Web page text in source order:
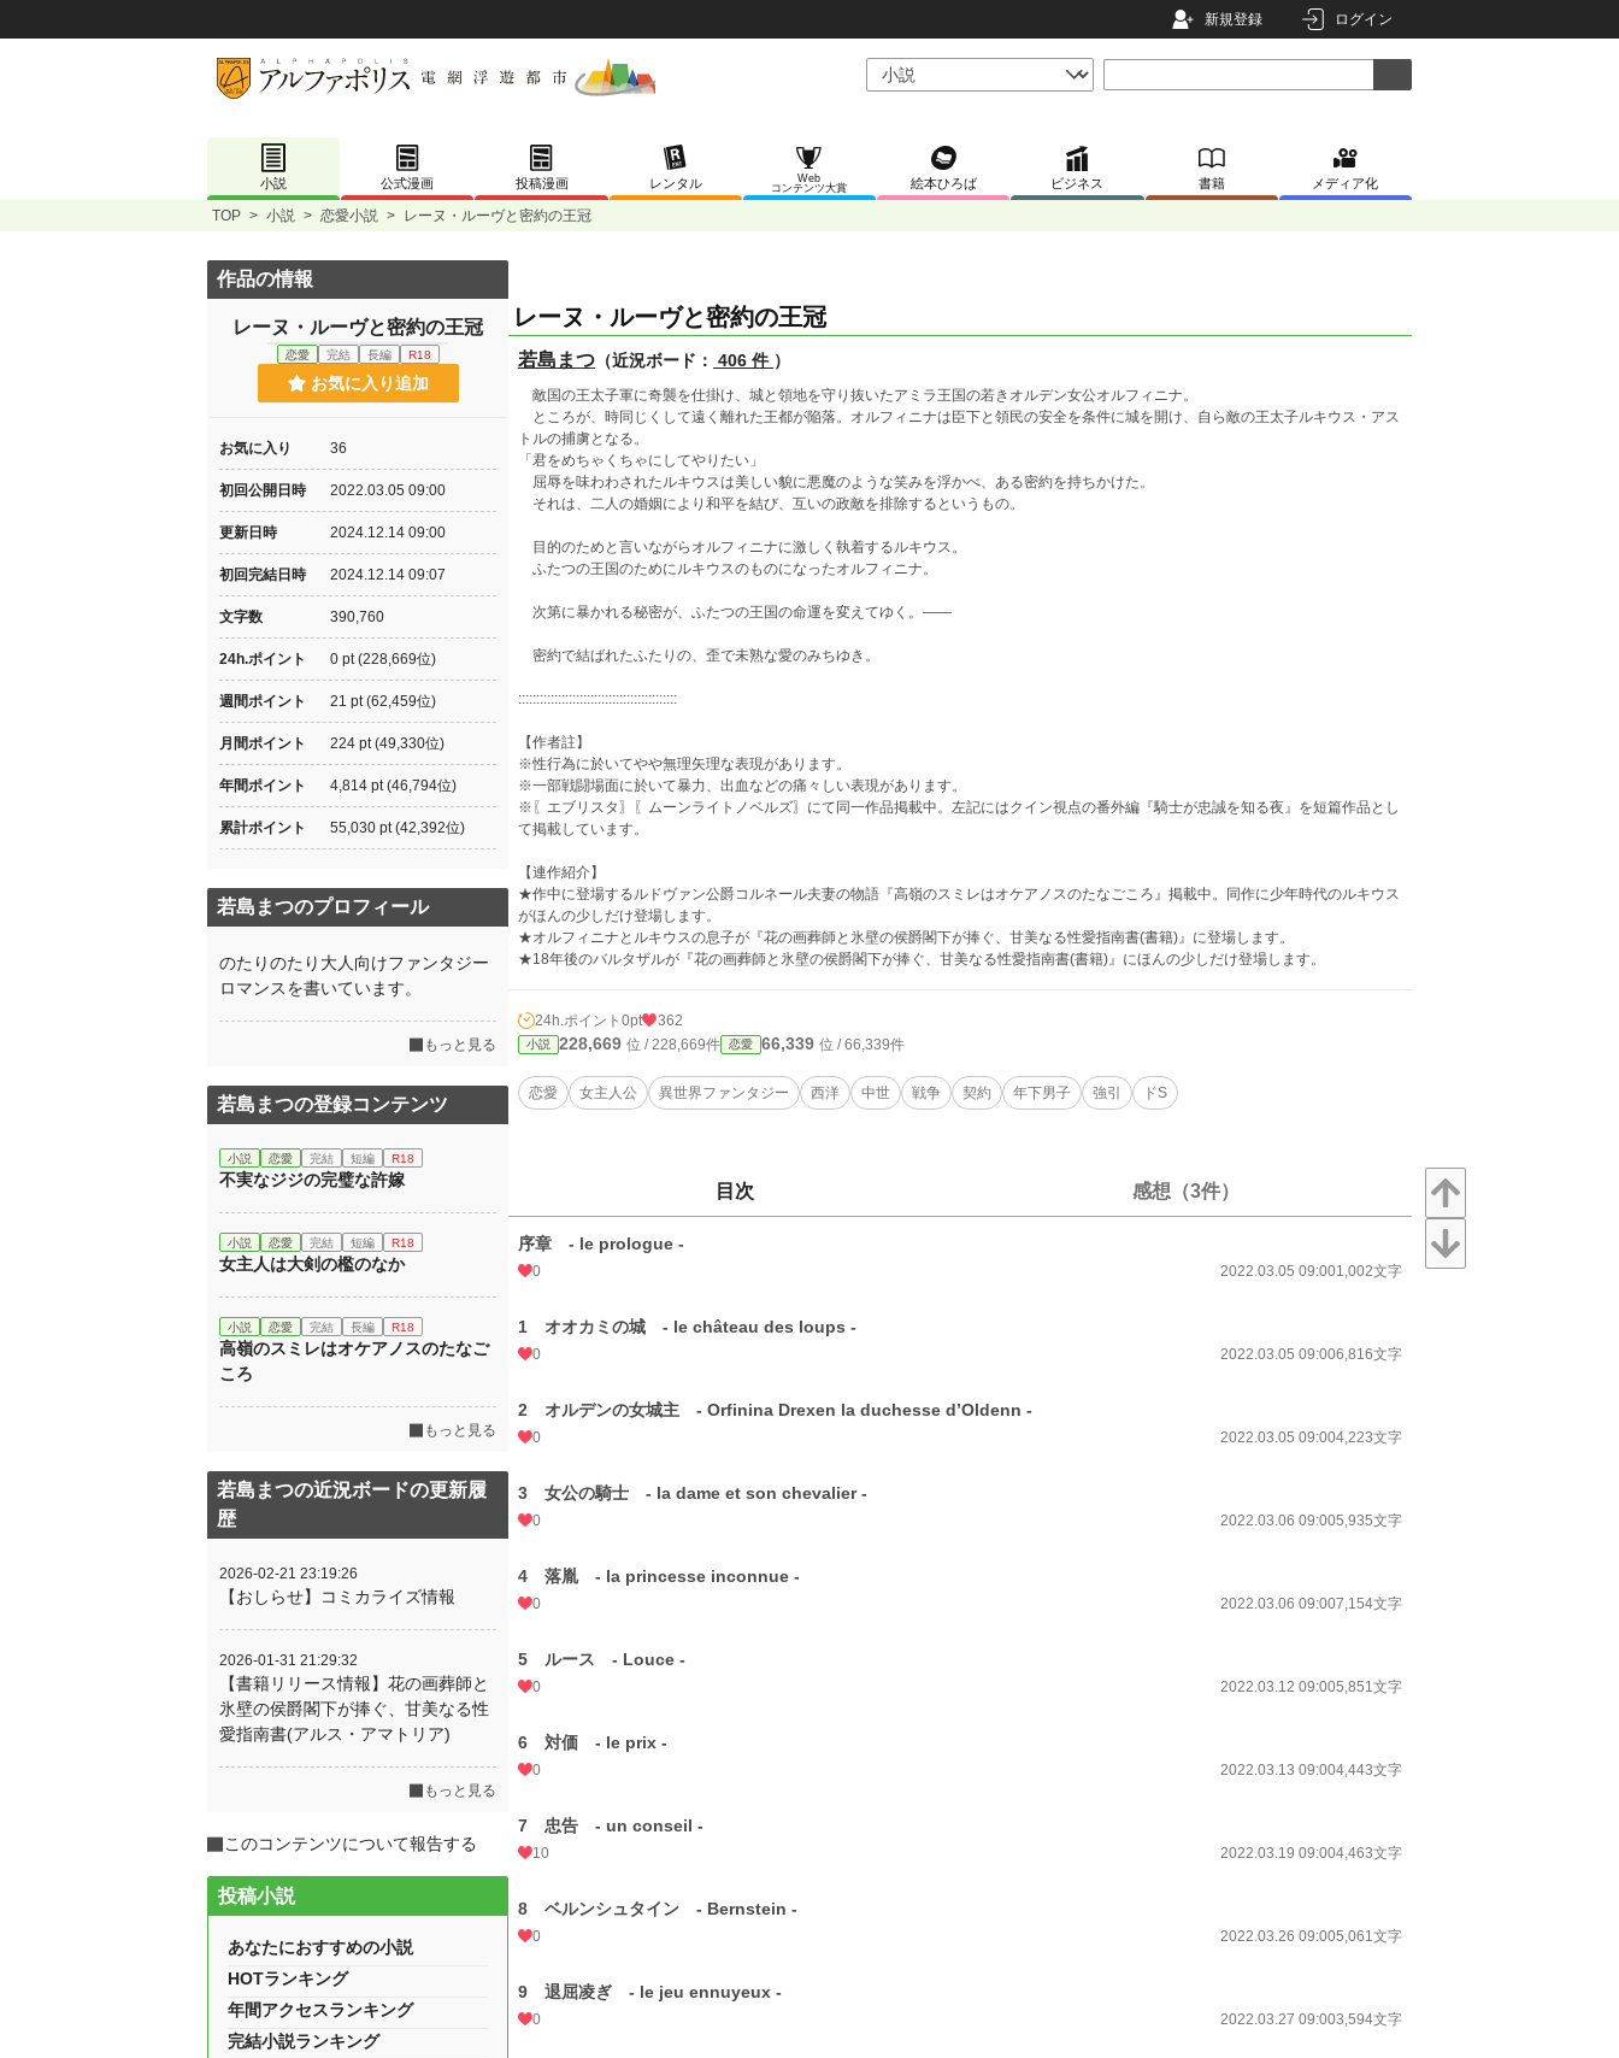
新規登録 ログイン
小説 公式漫画 投稿漫画 レンタル
Web
コンテンツ大賞
絵本ひろば ビジネス 書籍 メディア化
TOP > 小説 > 恋愛小説 > レーヌ・ルーヴと密約の王冠
レーヌ・ルーヴと密約の王冠
若島まつ （近況ボード： 406 件 ）
敵国の王太子軍に奇襲を仕掛け、城と領地を守り抜いたアミラ王国の若きオルデン女公オルフィニナ。
ところが、時同じくして遠く離れた王都が陥落。オルフィニナは臣下と領民の安全を条件に城を開け、自ら敵の王太子ルキウス・アス
トルの捕虜となる。
「君をめちゃくちゃにしてやりたい」
屈辱を味わわされたルキウスは美しい貌に悪魔のような笑みを浮かべ、ある密約を持ちかけた。
それは、二人の婚姻により和平を結び、互いの政敵を排除するというもの。
目的のためと言いながらオルフィニナに激しく執着するルキウス。
ふたつの王国のためにルキウスのものになったオルフィニナ。
次第に暴かれる秘密が、ふたつの王国の命運を変えてゆく。――
密約で結ばれたふたりの、歪で未熟な愛のみちゆき。
::::::::::::::::::::::::::::::::::::::::::::
【作者註】
※性行為に於いてやや無理矢理な表現があります。
※一部戦闘場面に於いて暴力、出血などの痛々しい表現があります。
※〖エブリスタ〗〖ムーンライトノベルズ〗にて同一作品掲載中。左記にはクイン視点の番外編『騎士が忠誠を知る夜』を短篇作品とし
て掲載しています。
【連作紹介】
★作中に登場するルドヴァン公爵コルネール夫妻の物語『高嶺のスミレはオケアノスのたなごころ』掲載中。同作に少年時代のルキウス
がほんの少しだけ登場します。
★オルフィニナとルキウスの息子が『花の画葬師と氷壁の侯爵閣下が捧ぐ、甘美なる性愛指南書(書籍)』に登場します。
★18年後のバルタザルが『花の画葬師と氷壁の侯爵閣下が捧ぐ、甘美なる性愛指南書(書籍)』にほんの少しだけ登場します。
24h.ポイント 0pt 362
小説 228,669 位 / 228,669件 恋愛 66,339 位 / 66,339件
恋愛 女主人公 異世界ファンタジー 西洋 中世 戦争 契約 年下男子 強引 ドS
目次 感想（3件）
序章 - le prologue -
0 2022.03.05 09:001,002文字
1 オオカミの城 - le château des loups -
0 2022.03.05 09:006,816文字
2 オルデンの女城主 - Orfinina Drexen la duchesse d’Oldenn -
0 2022.03.05 09:004,223文字
3 女公の騎士 - la dame et son chevalier -
0 2022.03.06 09:005,935文字
4 落胤 - la princesse inconnue -
0 2022.03.06 09:007,154文字
5 ルース - Louce -
0 2022.03.12 09:005,851文字
6 対価 - le prix -
0 2022.03.13 09:004,443文字
7 忠告 - un conseil -
10 2022.03.19 09:004,463文字
8 ベルンシュタイン - Bernstein -
0 2022.03.26 09:005,061文字
9 退屈凌ぎ - le jeu ennuyeux -
0 2022.03.27 09:003,594文字
作品の情報
レーヌ・ルーヴと密約の王冠
恋愛 完結 長編 R18
お気に入り追加
お気に入り 36
初回公開日時 2022.03.05 09:00
更新日時 2024.12.14 09:00
初回完結日時 2024.12.14 09:07
文字数 390,760
24h.ポイント 0 pt (228,669位)
週間ポイント 21 pt (62,459位)
月間ポイント 224 pt (49,330位)
年間ポイント 4,814 pt (46,794位)
累計ポイント 55,030 pt (42,392位)
若島まつのプロフィール
のたりのたり大人向けファンタジー
ロマンスを書いています。
もっと見る
若島まつの登録コンテンツ
小説 恋愛 完結 短編 R18
不実なジジの完璧な許嫁
小説 恋愛 完結 短編 R18
女主人は大剣の檻のなか
小説 恋愛 完結 長編 R18
高嶺のスミレはオケアノスのたなご
ころ
もっと見る
若島まつの近況ボードの更新履
歴
2026-02-21 23:19:26
【おしらせ】コミカライズ情報
2026-01-31 21:29:32
【書籍リリース情報】花の画葬師と
氷壁の侯爵閣下が捧ぐ、甘美なる性
愛指南書(アルス・アマトリア)
もっと見る
このコンテンツについて報告する
投稿小説
あなたにおすすめの小説
HOTランキング
年間アクセスランキング
完結小説ランキング